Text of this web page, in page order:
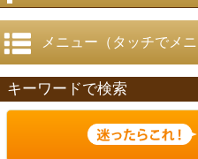
メニュー（タッチでメニ
キーワードで検索